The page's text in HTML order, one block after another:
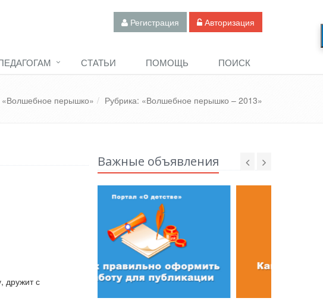
Регистрация Авторизация
СТАТЬИ ПОМОЩЬ ПОИСК
«Волшебное перышко» Рубрика: «Волшебное перышко – 2013»
дружит с
Важные объявления